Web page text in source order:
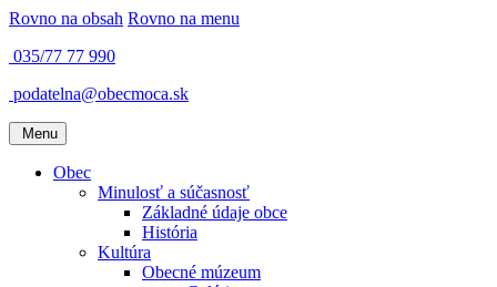
Rovno na obsah Rovno na menu
035/77 77 990
podatelna@obecmoca.sk
Menu
Obec
Minulosť a súčasnosť
Základné údaje obce
História
Kultúra
Obecné múzeum